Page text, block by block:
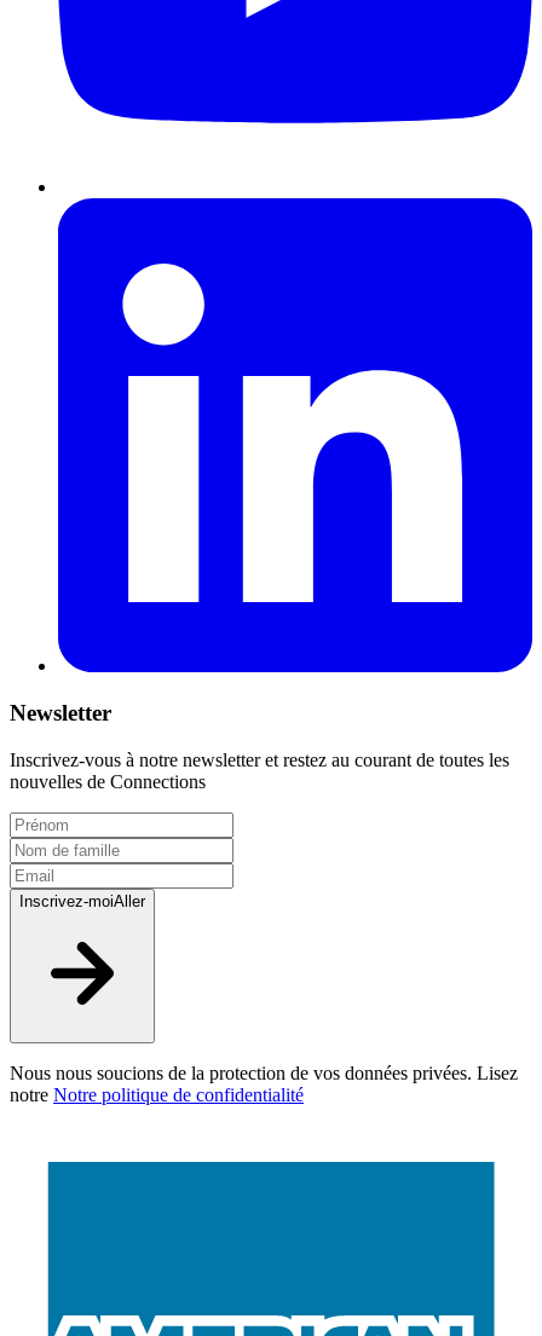
Newsletter
Inscrivez-vous à notre newsletter et restez au courant de toutes les
nouvelles de Connections
Inscrivez-moiAller
Nous nous soucions de la protection de vos données privées. Lisez
notre Notre politique de confidentialité